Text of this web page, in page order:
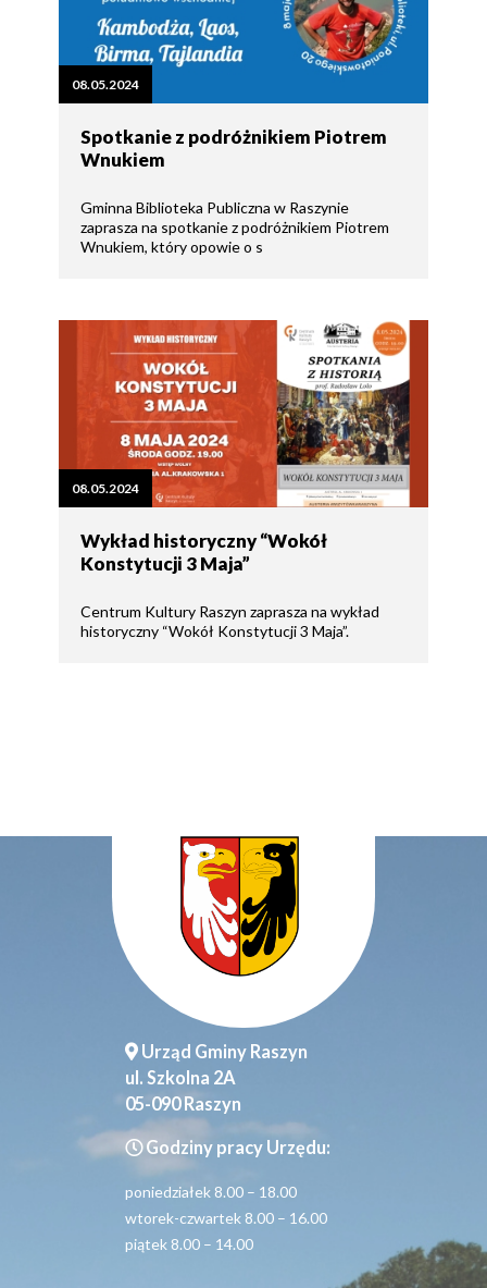
08.05.2024
Spotkanie z podróżnikiem Piotrem
Wnukiem
Gminna Biblioteka Publiczna w Raszynie
zaprasza na spotkanie z podróżnikiem Piotrem
Wnukiem, który opowie o s
08.05.2024
Wykład historyczny “Wokół
Konstytucji 3 Maja”
Centrum Kultury Raszyn zaprasza na wykład
historyczny “Wokół Konstytucji 3 Maja”.
Urząd Gminy Raszyn
ul. Szkolna 2A
05-090 Raszyn
Godziny pracy Urzędu:
poniedziałek 8.00 – 18.00
wtorek-czwartek 8.00 – 16.00
piątek 8.00 – 14.00